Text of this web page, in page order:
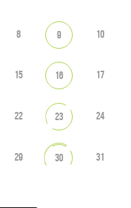
8 9 10
15 16 17
22 23 24
29 30 31